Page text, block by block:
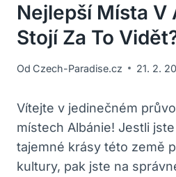
Nejlepší Místa V
Stojí Za To
Od Czech-Paradise.cz 21. 2.
Vítejte v jedinečném
místech Albánie! Jestli
tajemné krásy této země
kultury, pak jste na